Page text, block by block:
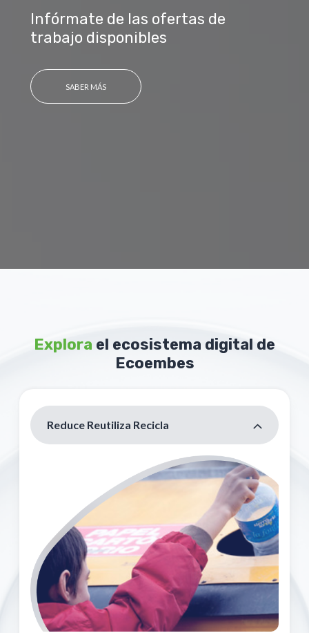
Infórmate de las ofertas de
trabajo disponibles
SABER MÁS
Explora el ecosistema digital de
Ecoembes
Reduce Reutiliza Recicla